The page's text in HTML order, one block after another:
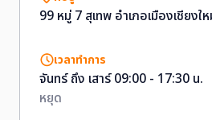
99 หมู่ 7 สุเทพ อำเภอเมืองเชียงใ
เวลาทำการ
จันทร์ ถึง เสาร์ 09:00 - 17:30 น.
หยุด